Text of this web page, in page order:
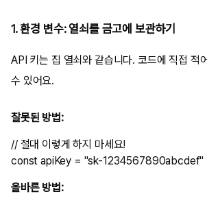
1. 환경 변수: 열쇠를 금고에 보관하기
API 키는 집 열쇠와 같습니다. 코드에 직접 적
수 있어요.
잘못된 방법:
// 절대 이렇게 하지 마세요!
올바른 방법: